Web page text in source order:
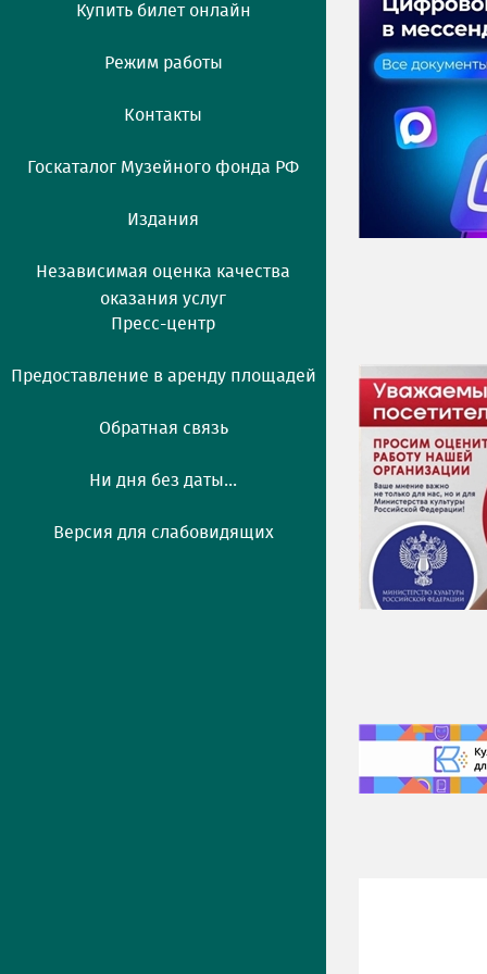
Купить билет онлайн
Режим работы
Контакты
Госкаталог Музейного фонда РФ
Издания
Независимая оценка качества
оказания услуг
Пресс-центр
Предоставление в аренду площадей
Обратная связь
Ни дня без даты...
Версия для слабовидящих